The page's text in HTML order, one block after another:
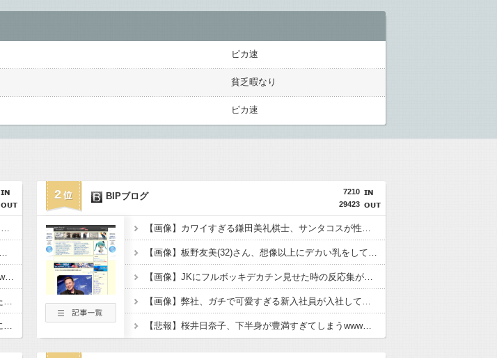
ピカ速
貧乏暇なり
ピカ速
【衝撃】YouTuber山口達也さん、チェンソーで竹を切るだけで600万再生を突破してしまう←正直、こう言うのでいいんだよなw w w w w w w w
【超絶悲報】婚活女子さん、残酷な現実に気付いてしまった結果…
【速報】へずまりゅうさん、完全に聖人の顔へ←これw w w w w w w w
【緊急】爆美女「すみません。砲弾3つ持ってきました」警察「！？」自衛隊「！？」→結果w w w w w w w w
【悲報】ちいかわの映画を見たイラン人が激怒｢子供に見せる内容じゃない｡悪影響は計り知れない｣←これw w w w w w w w w
2
7210
29423
BIPブログ
【画像】カワイすぎる鎌田美礼棋士、サンタコスが性的すぎる
【画像】板野友美(32)さん、想像以上にデカい乳をしてしまうwww
【画像】JKにフルボッキデカチン見せた時の反応集がこちらww
【画像】弊社、ガチで可愛すぎる新入社員が入社してしまうwwww
【悲報】桜井日奈子、下半身が豊満すぎてしまうwwwwww